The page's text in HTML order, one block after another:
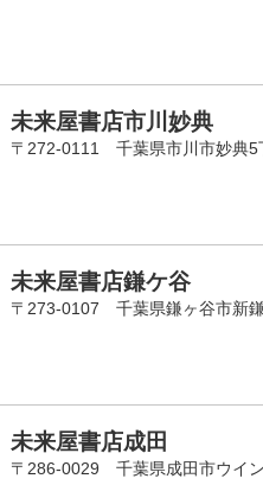
未来屋書店市川妙典
〒272-0111 千葉県市川市妙典5
未来屋書店鎌ケ谷
〒273-0107 千葉県鎌ヶ谷市新
未来屋書店成田
〒286-0029 千葉県成田市ウイ